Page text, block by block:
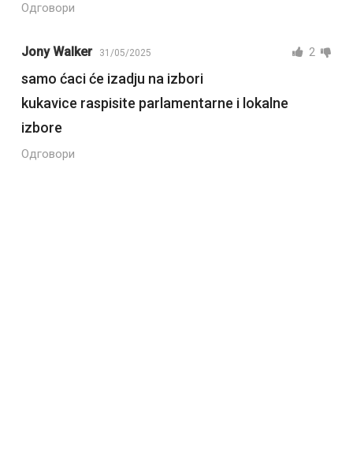
Одговори
Jony Walker 31/05/2025 2
samo ćaci će izadju na izbori
kukavice raspisite parlamentarne i lokalne
izbore
Одговори